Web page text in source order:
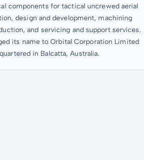
components for tactical uncrewed aerial
design and development, machining
and servicing and support services.
its name to Orbital Corporation Limited
in Balcatta, Australia.